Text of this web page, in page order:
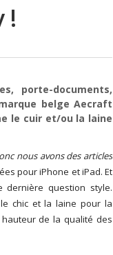
!
porte-documents,
belge Aecraft
le cuir et/ou la laine
nous avons des articles
pour iPhone et iPad. Et
question style.
chic et la laine pour la
de la qualité des